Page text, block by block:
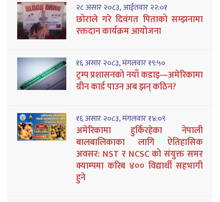
२८ असार २०८३, आईतवार २२:०१
छोराले गरे दिवंगत पिताको सम्झनामा
रक्तदान कार्यक्रम आयोजना
१६ असार २०८३, मंगलवार १९:५०
ट्रम्प प्रशासनको नयाँ कडाइ—अमेरिकामा
ग्रीन कार्ड पाउन अब झन् कठिन?
१६ असार २०८३, मंगलवार १४:०९
अमेरिकामा हुर्किरहेका नेपाली
बालबालिकाका लागि ऐतिहासिक
अवसर: NST र NCSC को संयुक्त समर
क्याम्पमा करिब ४०० विद्यार्थी सहभागी
हुने